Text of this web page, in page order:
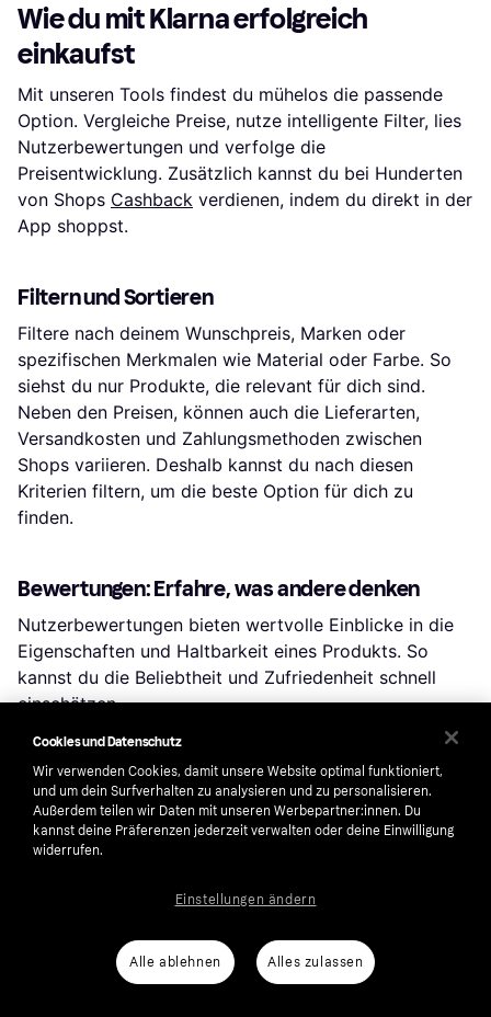
Wie du mit Klarna erfolgreich
einkaufst
Mit unseren Tools findest du mühelos die passende
Option. Vergleiche Preise, nutze intelligente Filter, lies
Nutzerbewertungen und verfolge die
Preisentwicklung. Zusätzlich kannst du bei Hunderten
von Shops Cashback verdienen, indem du direkt in der
App shoppst.
Filtern und Sortieren
Filtere nach deinem Wunschpreis, Marken oder
spezifischen Merkmalen wie Material oder Farbe. So
siehst du nur Produkte, die relevant für dich sind.
Neben den Preisen, können auch die Lieferarten,
Versandkosten und Zahlungsmethoden zwischen
Shops variieren. Deshalb kannst du nach diesen
Kriterien filtern, um die beste Option für dich zu
finden.
Bewertungen: Erfahre, was andere denken
Nutzerbewertungen bieten wertvolle Einblicke in die
Eigenschaften und Haltbarkeit eines Produkts. So
kannst du die Beliebtheit und Zufriedenheit schnell
einschätzen.
Preisentwicklung: Prüfe dein Schnäppchen
Um sicherzustellen, dass dein Kauf ein guter Deal ist,
prüfe die Preisentwicklung des Produkts. Verfolge den
Zeitraum. Klicke auf „Shop wählen“, um den Verlauf für
Cookies und Datenschutz
Wir verwenden Cookies, damit unsere Website optimal funktioniert,
und um dein Surfverhalten zu analysieren und zu personalisieren.
Außerdem teilen wir Daten mit unseren Werbepartner:innen. Du
kannst deine Präferenzen jederzeit verwalten oder deine Einwilligung
widerrufen.
Alle ablehnen Alles zulassen
Einstellungen ändern